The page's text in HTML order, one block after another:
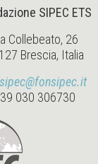
SIPEC ETS
Collebeato, 26
Brescia, Italia
030 306730